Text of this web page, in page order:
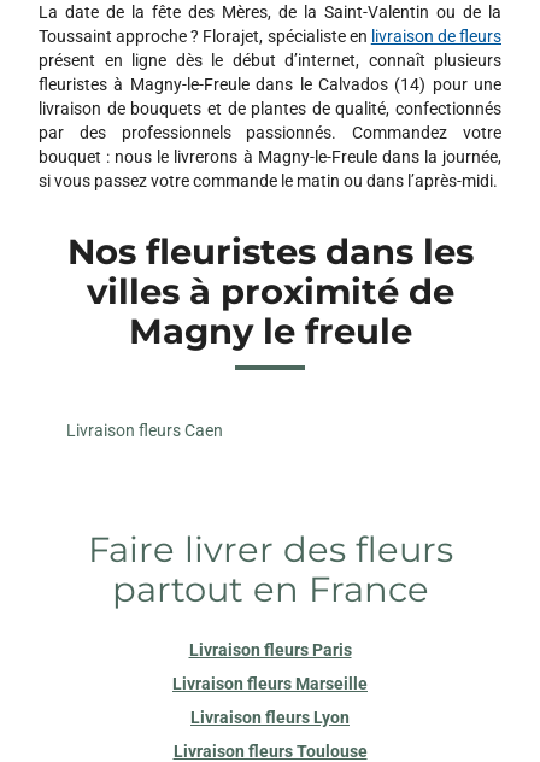
La date de la fête des Mères, de la Saint-Valentin ou de la
Toussaint approche ? Florajet, spécialiste en livraison de fleurs
présent en ligne dès le début d’internet, connaît plusieurs
fleuristes à Magny-le-Freule dans le Calvados (14) pour une
livraison de bouquets et de plantes de qualité, confectionnés
par des professionnels passionnés. Commandez votre
bouquet : nous le livrerons à Magny-le-Freule dans la journée,
si vous passez votre commande le matin ou dans l’après-midi.
Nos fleuristes dans les
villes à proximité de
Magny le freule
Livraison fleurs Caen
Faire livrer des fleurs
partout en France
Livraison fleurs Paris
Livraison fleurs Marseille
Livraison fleurs Lyon
Livraison fleurs Toulouse